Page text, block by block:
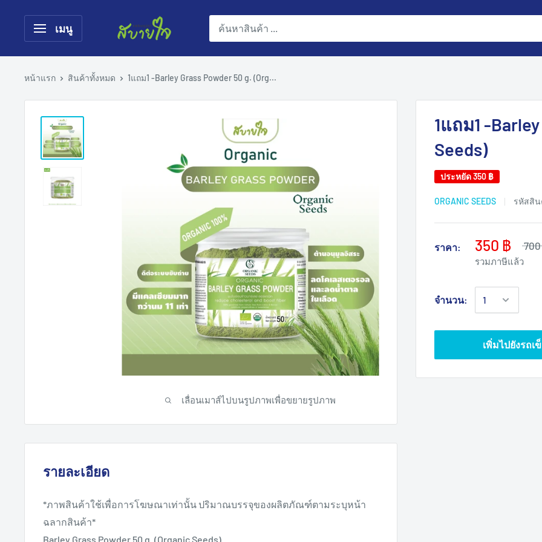
เมนู
หน้าแรก สินค้าทั้งหมด 1แถม1 -Barley Grass Powder 50 g. (Org...
เลื่อนเมาส์ไปบนรูปภาพเพื่อขยายรูปภาพ
1แถม1 -
Seeds)
ประหยัด350 ฿
ORGANIC SEEDS รหัสสิ
ราคา: 350 ฿
รวมภาษีแล้ว
จำนวน:
เพิ่มไปยังรถเ
รายละเอียด
*ภาพสินค้าใช้เพื่อการโฆษณาเท่านั้น ปริมาณบรรจุของผลิตภัณฑ์ตามระบุหน้า
ฉลากสินค้า*
Barley Grass Powder 50 g. (Organic Seeds)